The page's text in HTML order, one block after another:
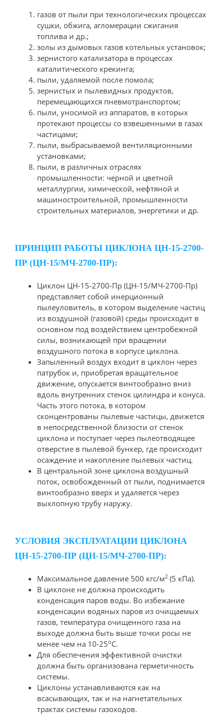
газов от пыли при технологических процессах
сушки, обжига, агломерации сжигания
топлива и др.;
золы из дымовых газов котельных установок;
зернистого катализатора в процессах
каталитического крекинга;
пыли, удаляемой после помола;
зернистых и пылевидных продуктов,
перемещающихся пневмотранспортом;
пыли, уносимой из аппаратов, в которых
протекают процессы со взвешенными в газах
частицами;
пыли, выбрасываемой вентиляционными
установками;
пыли, в различных отраслях
промышленности: черной и цветной
металлургии, химической, нефтяной и
машиностроительной, промышленности
строительных материалов, энергетики и др.
ПРИНЦИП РАБОТЫ ЦИКЛОНА ЦН-15-2700-
ПР (ЦН-15/МЧ-2700-ПР):
Циклон ЦН-15-2700-Пр (ЦН-15/МЧ-2700-Пр)
представляет собой инерционный
пылеуловитель, в котором выделение частиц
из воздушной (газовой) среды происходит в
основном под воздействием центробежной
силы, возникающей при вращении
воздушного потока в корпусе циклона.
Запыленный воздух входит в циклон через
патрубок и, приобретая вращательное
движение, опускается винтообразно вниз
вдоль внутренних стенок цилиндра и конуса.
Часть этого потока, в котором
сконцентрованы пылевые частицы, движется
в непосредственной близости от стенок
циклона и поступает через пылеотводящее
отверстие в пылевой бункер, где происходит
осаждение и накопление пылевых частиц.
В центральной зоне циклона воздушный
поток, освобожденный от пыли, поднимается
винтообразно вверх и удаляется через
выхлопную трубу наружу.
УСЛОВИЯ ЭКСПЛУАТАЦИИ ЦИКЛОНА
ЦН-15-2700-ПР (ЦН-15/МЧ-2700-ПР):
Максимальное давление 500 кгс/м2 (5 кПа).
В циклоне не должна происходить
конденсация паров воды. Во избежание
конденсации водяных паров из очищаемых
газов, температура очищенного газа на
выходе должна быть выше точки росы не
менее чем на 10-25оС.
Для обеспечения эффективной очистки
должна быть организована герметичность
системы.
Циклоны устанавливаются как на
всасывающих, так и на нагнетательных
трактах системы газоходов.